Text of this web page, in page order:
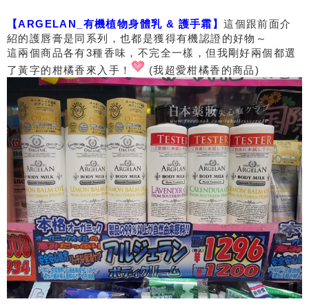
【ARGELAN_有機植物身體乳 & 護手霜】這個跟前面介
紹的護唇膏是同系列，也都是獲得有機認證的好物～
這兩個商品各有3種香味，不完全一樣，但我剛好兩個都選
了黃字的柑橘香來入手！
(我超愛柑橘香的商品)